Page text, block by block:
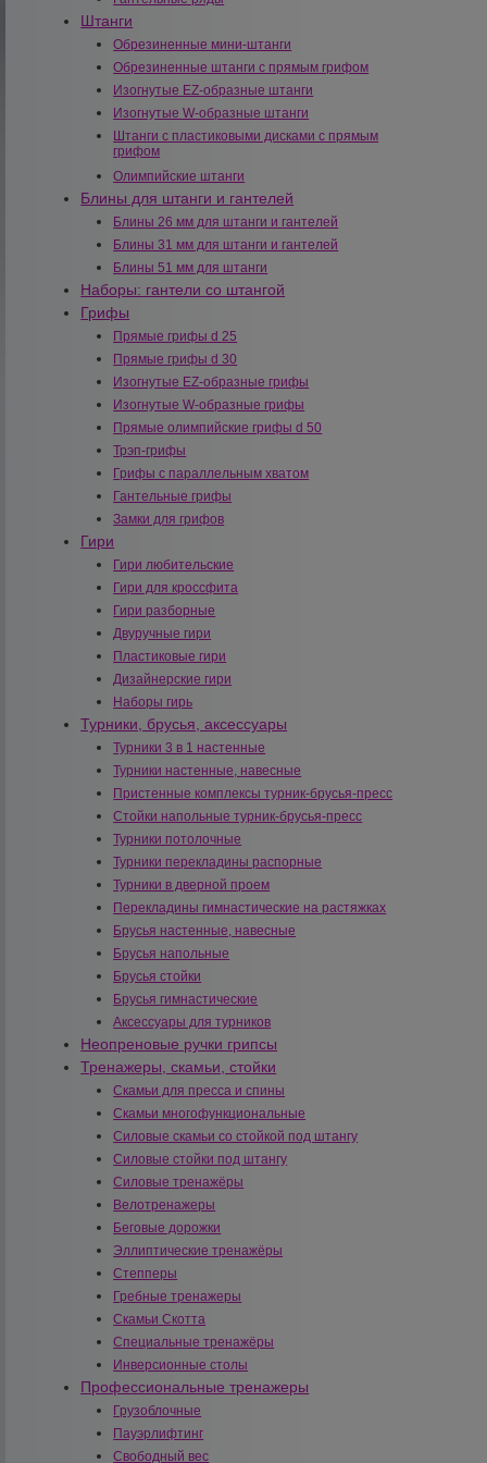
Штанги
Обрезиненные мини-штанги
Обрезиненные штанги с прямым грифом
Изогнутые EZ-образные штанги
Изогнутые W-образные штанги
Штанги с пластиковыми дисками с прямым
грифом
Олимпийские штанги
Блины для штанги и гантелей
Блины 26 мм для штанги и гантелей
Блины 31 мм для штанги и гантелей
Блины 51 мм для штанги
Наборы: гантели со штангой
Грифы
Прямые грифы d 25
Прямые грифы d 30
Изогнутые EZ-образные грифы
Изогнутые W-образные грифы
Прямые олимпийские грифы d 50
Трэп-грифы
Грифы с параллельным хватом
Гантельные грифы
Замки для грифов
Гири
Гири любительские
Гири для кроссфита
Гири разборные
Двуручные гири
Пластиковые гири
Дизайнерские гири
Наборы гирь
Турники, брусья, аксессуары
Турники 3 в 1 настенные
Турники настенные, навесные
Пристенные комплексы турник-брусья-пресс
Стойки напольные турник-брусья-пресс
Турники потолочные
Турники перекладины распорные
Турники в дверной проем
Перекладины гимнастические на растяжках
Брусья настенные, навесные
Брусья напольные
Брусья стойки
Брусья гимнастические
Аксессуары для турников
Неопреновые ручки грипсы
Тренажеры, скамьи, стойки
Скамьи для пресса и спины
Скамьи многофункциональные
Силовые скамьи со стойкой под штангу
Силовые стойки под штангу
Силовые тренажёры
Велотренажеры
Беговые дорожки
Эллиптические тренажёры
Степперы
Гребные тренажеры
Скамьи Скотта
Специальные тренажёры
Инверсионные столы
Профессиональные тренажеры
Грузоблочные
Пауэрлифтинг
Свободный вес